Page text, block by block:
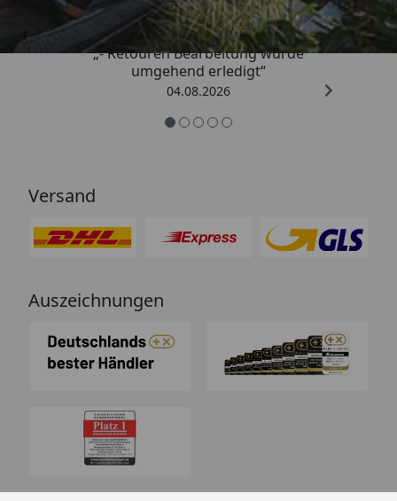
„- Retouren Bearbeitung wurde
umgehend erledigt“
04.08.2026
Versand
Auszeichnungen